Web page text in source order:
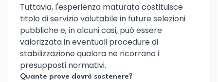
Tuttavia, l'esperienza maturata costituisce
titolo di servizio valutabile in future selezioni
pubbliche e, in alcuni casi, può essere
valorizzata in eventuali procedure di
stabilizzazione qualora ne ricorrano i
presupposti normativi.
Quante prove dovrò sostenere?